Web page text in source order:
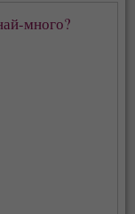
много?